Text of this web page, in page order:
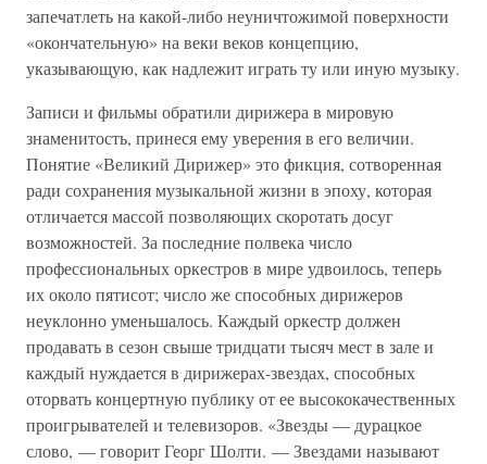
запечатлеть на какой-либо неуничтожимой поверхности
«окончательную» на веки веков концепцию,
указывающую, как надлежит играть ту или иную музыку.
Записи и фильмы обратили дирижера в мировую
знаменитость, принеся ему уверения в его величии.
Понятие «Великий Дирижер» это фикция, сотворенная
ради сохранения музыкальной жизни в эпоху, которая
отличается массой позволяющих скоротать досуг
возможностей. За последние полвека число
профессиональных оркестров в мире удвоилось, теперь
их около пятисот; число же способных дирижеров
неуклонно уменьшалось. Каждый оркестр должен
продавать в сезон свыше тридцати тысяч мест в зале и
каждый нуждается в дирижерах-звездах, способных
оторвать концертную публику от ее высококачественных
проигрывателей и телевизоров. «Звезды — дурацкое
слово, — говорит Георг Шолти. — Звездами называют